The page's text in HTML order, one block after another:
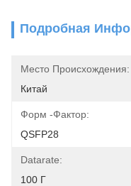
Подробная
Место Происхождения:
Китай
Форм -фактор:
QSFP28
Datarate:
100 Г